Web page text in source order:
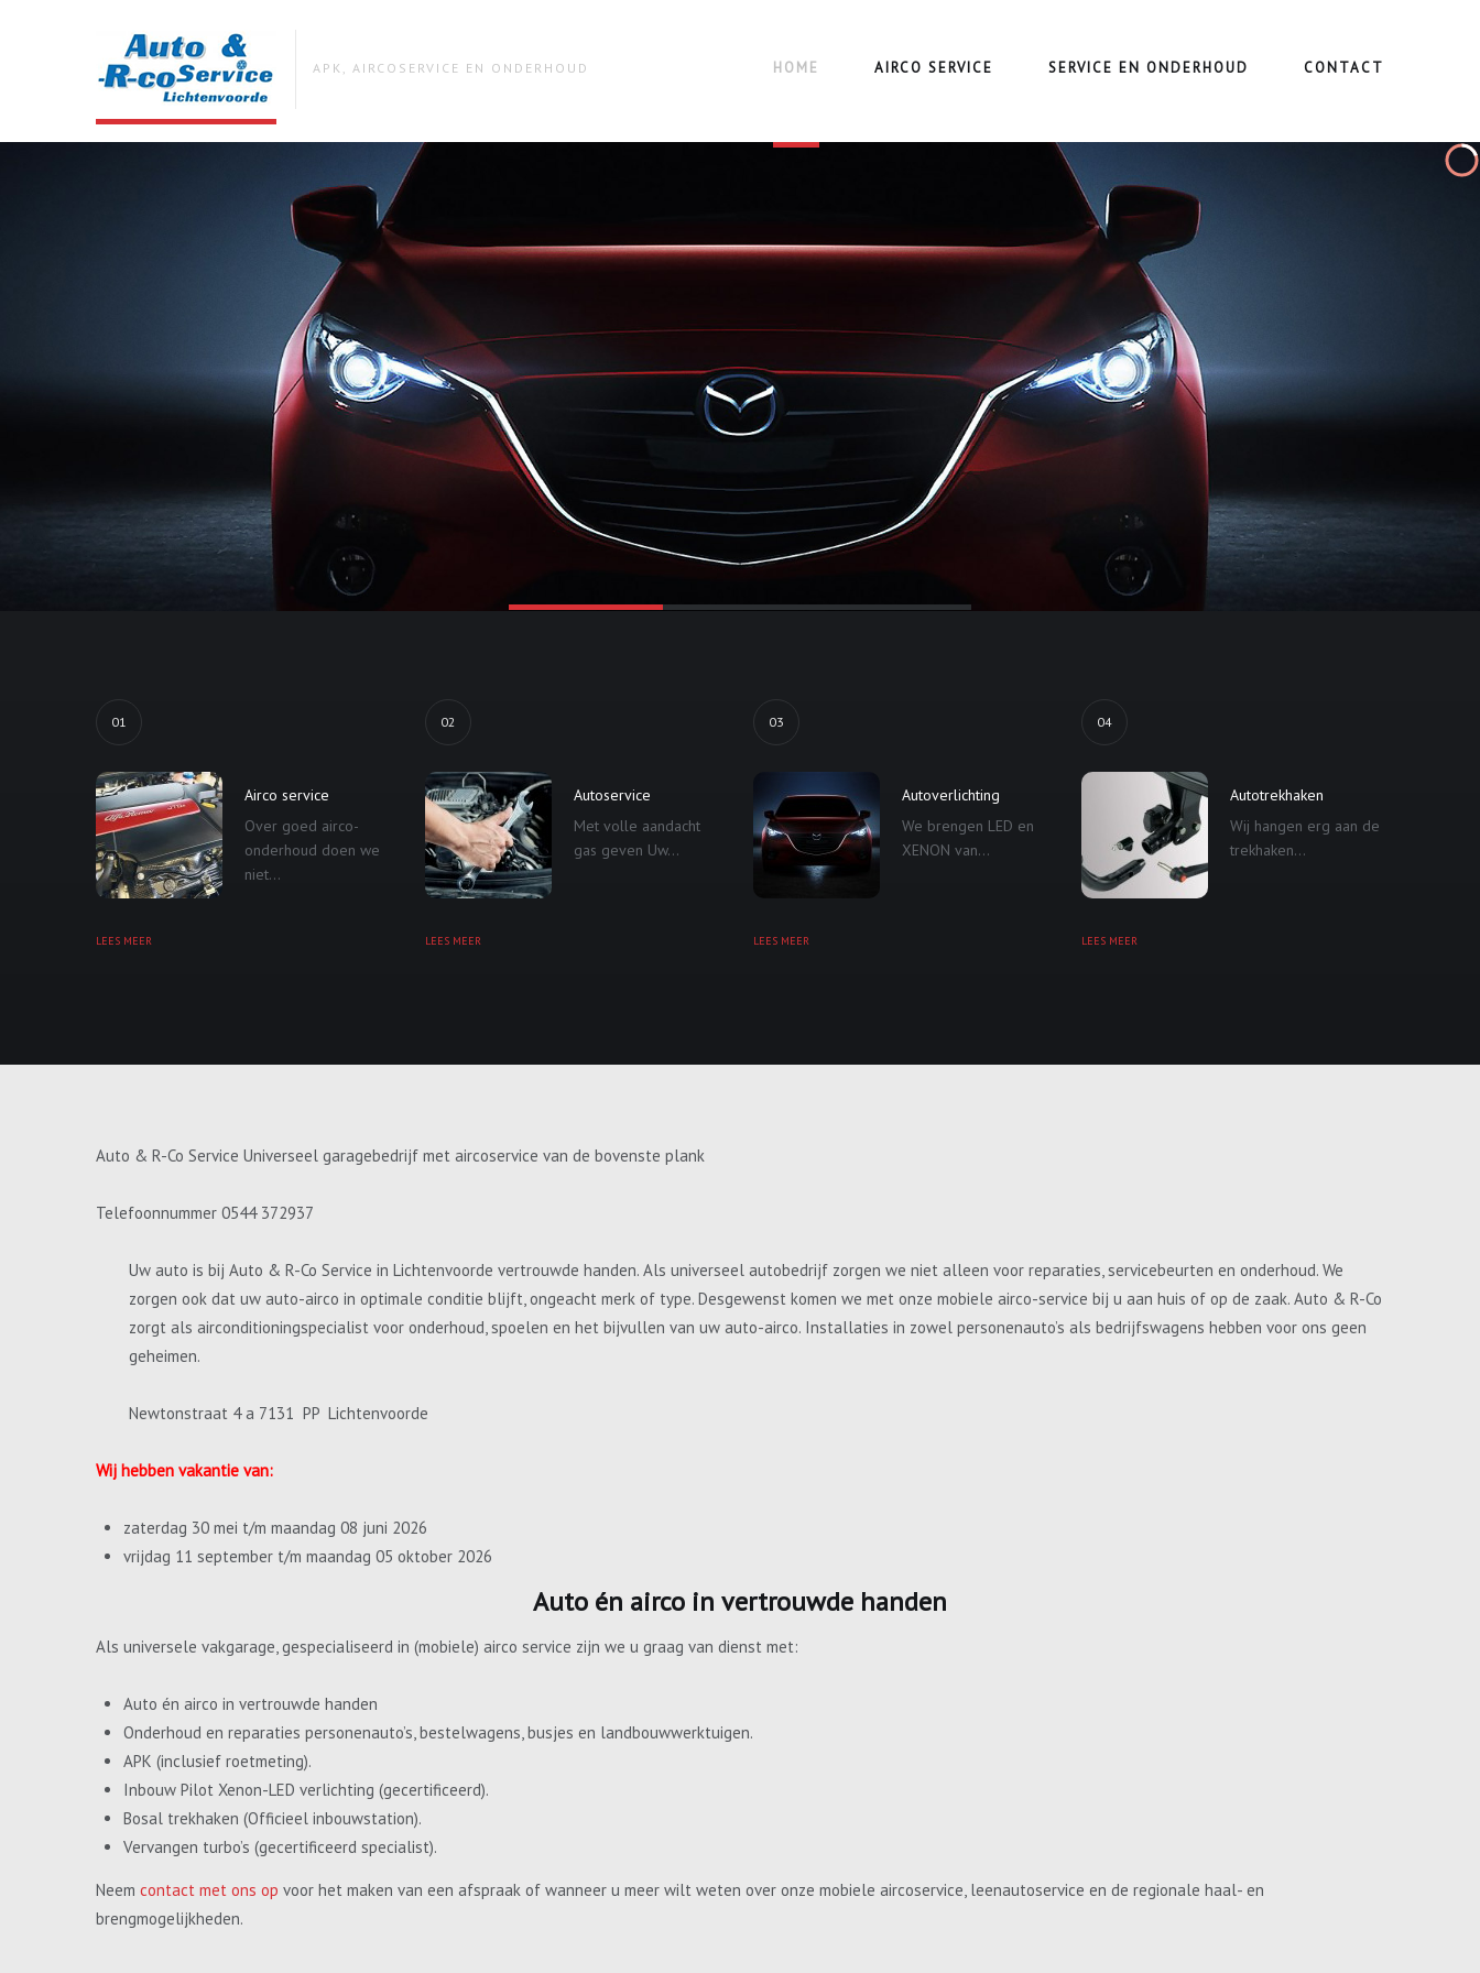
APK, AIRCOSERVICE EN ONDERHOUD HOME AIRCO SERVICE SERVICE EN ONDERHOUD CONTACT
01
Airco service
Over goed airco-
onderhoud doen we
niet...
LEES MEER
02
Autoservice
Met volle aandacht
gas geven Uw...
LEES MEER
03
Autoverlichting
We brengen LED en
XENON van...
LEES MEER
04
Autotrekhaken
Wij hangen erg aan de
trekhaken...
LEES MEER
Auto & R-Co Service Universeel garagebedrijf met aircoservice van de bovenste plank
Telefoonnummer 0544 372937
Uw auto is bij Auto & R-Co Service in Lichtenvoorde vertrouwde handen. Als universeel autobedrijf zorgen we niet alleen voor reparaties, servicebeurten en onderhoud. We
zorgen ook dat uw auto-airco in optimale conditie blijft, ongeacht merk of type. Desgewenst komen we met onze mobiele airco-service bij u aan huis of op de zaak. Auto & R-Co
zorgt als airconditioningspecialist voor onderhoud, spoelen en het bijvullen van uw auto-airco. Installaties in zowel personenauto’s als bedrijfswagens hebben voor ons geen
geheimen.
Newtonstraat 4 a 7131 PP Lichtenvoorde
Wij hebben vakantie van:
zaterdag 30 mei t/m maandag 08 juni 2026
vrijdag 11 september t/m maandag 05 oktober 2026
Auto én airco in vertrouwde handen
Als universele vakgarage, gespecialiseerd in (mobiele) airco service zijn we u graag van dienst met:
Auto én airco in vertrouwde handen
Onderhoud en reparaties personenauto’s, bestelwagens, busjes en landbouwwerktuigen.
APK (inclusief roetmeting).
Inbouw Pilot Xenon-LED verlichting (gecertificeerd).
Bosal trekhaken (Officieel inbouwstation).
Vervangen turbo’s (gecertificeerd specialist).
Neem contact met ons op voor het maken van een afspraak of wanneer u meer wilt weten over onze mobiele aircoservice, leenautoservice en de regionale haal- en
brengmogelijkheden.